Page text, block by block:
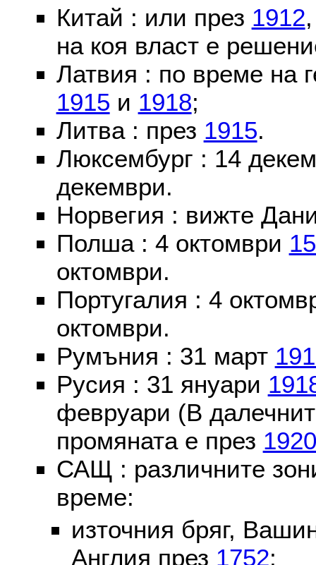
Китай : или през 1912
на коя власт е
Латвия : по време на
1915 и 1918;
Литва : през 1915.
Люксембург : 14
декември.
Норвегия : вижте
Полша : 4 октомври
октомври.
Португалия : 4
октомври.
Румъния : 31 март
Русия : 31 януари
февруари (В
промяната е през 1920
САЩ : различните
време:
източния бряг,
Англия през 1752;